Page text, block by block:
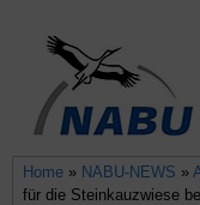
Home » NABU-NEWS »
für die Steinkauzwiese